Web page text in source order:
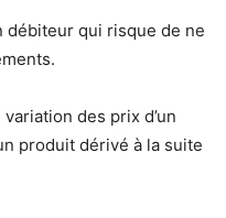
débiteur qui risque de ne
des prix d’un
produit dérivé à la suite